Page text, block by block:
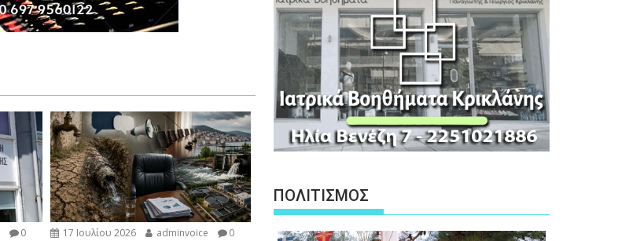
0 17 Ιουλίου 2026 adminvoice 0
ΠΟΛΙΤΙΣΜΟΣ